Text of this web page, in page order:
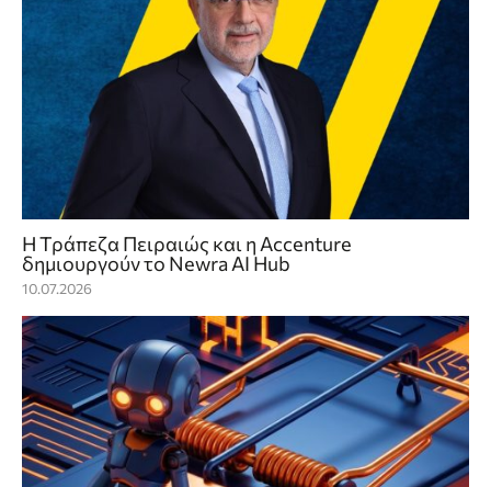
Η Τράπεζα Πειραιώς και η Accenture
δημιουργούν το Newra AI Hub
10.07.2026